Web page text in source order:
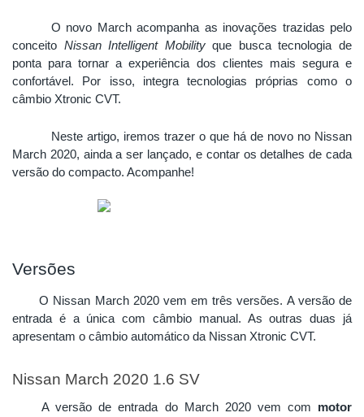
O novo March acompanha as inovações trazidas pelo
conceito Nissan Intelligent Mobility que busca tecnologia de
ponta para tornar a experiência dos clientes mais segura e
confortável. Por isso, integra tecnologias próprias como o
câmbio Xtronic CVT.
Neste artigo, iremos trazer o que há de novo no Nissan
March 2020, ainda a ser lançado, e contar os detalhes de cada
versão do compacto. Acompanhe!
Versões
O Nissan March 2020 vem em três versões. A versão de
entrada é a única com câmbio manual. As outras duas já
apresentam o câmbio automático da Nissan Xtronic CVT.
Nissan March 2020 1.6 SV
A versão de entrada do March 2020 vem com motor